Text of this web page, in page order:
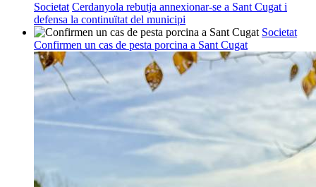
Societat Cerdanyola rebutja annexionar-se a Sant Cugat i
defensa la continuïtat del municipi
Societat
Confirmen un cas de pesta porcina a Sant Cugat